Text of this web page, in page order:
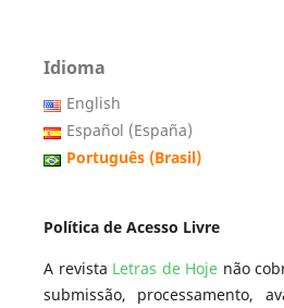
Idioma
English
Español (España)
Português (Brasil)
Política de Acesso Livre
A revista Letras de Hoje não
submissão, processamento,